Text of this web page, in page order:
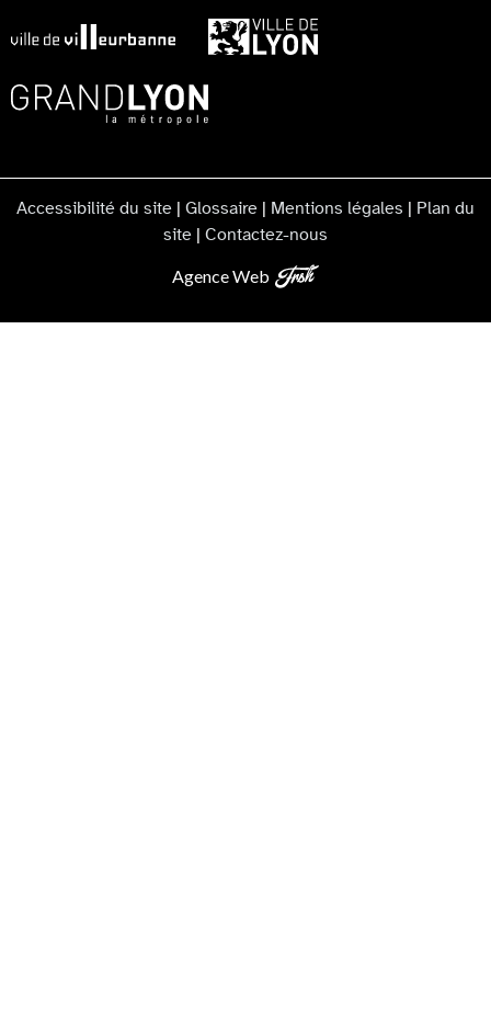
Accessibilité du site Glossaire Mentions légales
Plan du
site
Contactez-nous
Agence Web